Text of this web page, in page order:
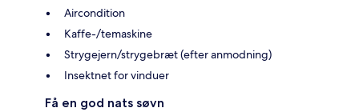
Aircondition
Kaffe-/temaskine
Strygejern/strygebræt (efter anmodning)
Insektnet for vinduer
Få en god nats søvn